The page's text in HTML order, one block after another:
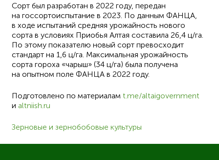
Сорт был разработан в 2022 году, передан
на госсортоиспытание в 2023. По данным ФАНЦА,
в ходе испытаний средняя урожайность нового
сорта в условиях Приобья Алтая составила 26,4 ц/га.
По этому показателю новый сорт превосходит
стандарт на 1,6 ц/га. Максимальная урожайность
сорта гороха «чарыш» (34 ц/га) была получена
на опытном поле ФАНЦА в 2022 году.
Подготовлено по материалам t.me/altaigovernment
и altniish.ru
Зерновые и зернобобовые культуры